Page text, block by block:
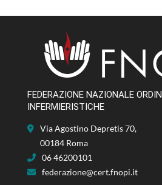
FEDERAZIONE NAZIONALE
INFERMIERISTICHE
Via Agostino Depretis 70,
00184 Roma
06 46200101
federazione@cert.fnopi.it